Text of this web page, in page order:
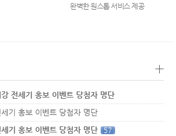
완벽한 원스톱 서비스 제공
+
전세기 홍보 이벤트 당첨자 명단
기 홍보 이벤트 당첨자 명단
기 홍보 이벤트 당첨자 명단
57